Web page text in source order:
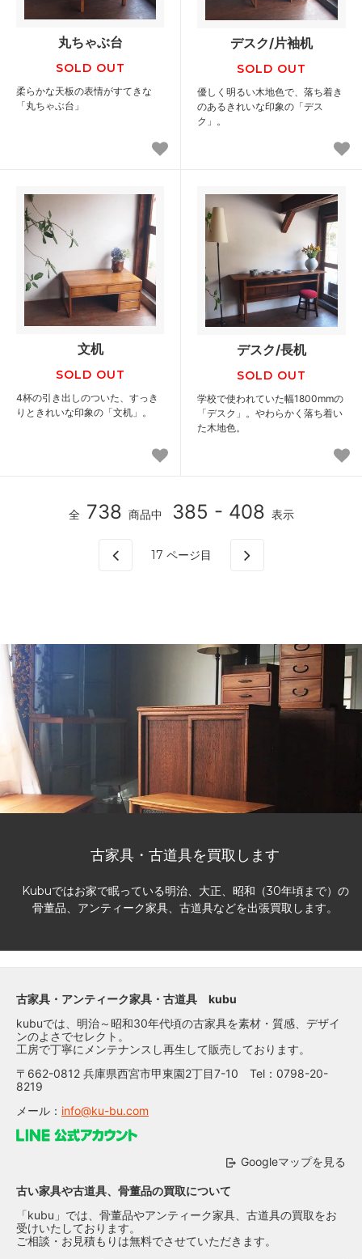
丸ちゃぶ台
SOLD OUT
柔らかな天板の表情がすてきな
「丸ちゃぶ台」
デスク/片袖机
SOLD OUT
優しく明るい木地色で、落ち着き
のあるきれいな印象の「デス
ク」。
文机
SOLD OUT
4杯の引き出しのついた、すっき
りときれいな印象の「文机」。
デスク/長机
SOLD OUT
学校で使われていた幅1800mmの
「デスク」。やわらかく落ち着い
た木地色。
全 738 商品中 385 - 408 表示
17 ページ目
古家具・古道具を買取します
Kubuではお家で眠っている明治、大正、昭和（30年頃まで）の
骨董品、アンティーク家具、古道具などを出張買取します。
古家具・アンティーク家具・古道具 kubu
kubuでは、明治～昭和30年代頃の古家具を素材・質感、デザイ
ンのよさでセレクト。
工房で丁寧にメンテナンスし再生して販売しております。
〒662-0812 兵庫県西宮市甲東園2丁目7-10 Tel：0798-20-
8219
メール： info@ku-bu.com
Googleマップを見る
古い家具や古道具、骨董品の買取について
「kubu」では、骨董品やアンティーク家具、古道具の買取をお
受けいたしております。
ご相談・お見積もりは無料でさせていただきます。